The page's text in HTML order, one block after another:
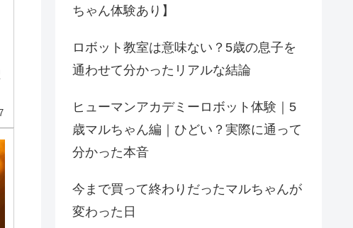
ちゃん体験あり】
ロボット教室は意味ない？5歳の息子を
通わせて分かったリアルな結論
ヒューマンアカデミーロボット体験｜5
歳マルちゃん編｜ひどい？実際に通って
分かった本音
今まで買って終わりだったマルちゃんが
変わった日